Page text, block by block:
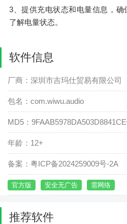
3、提供充电状态和电量信息，
了解电量状态。
软件信息
厂商：深圳市吉玛仕贸易有限公司
包名：com.wiwu.audio
MD5：
年龄：12+
备案：粤ICP备2024259009号-2A
官方版 安全无广告 需网络
推荐软件